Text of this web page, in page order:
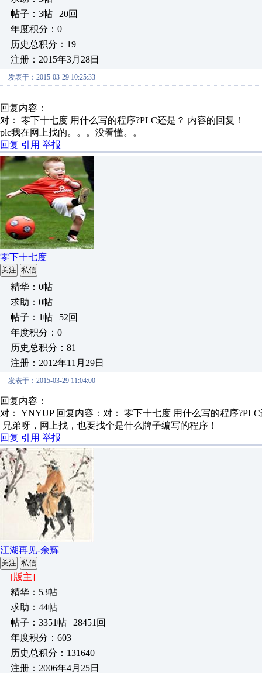
帖子：3帖 | 20回
年度积分：0
历史总积分：19
注册：2015年3月28日
发表于：2015-03-29 10:25:33
回复内容：
对： 零下十七度 用什么写的程序?PLC还是？ 内容的回复！
plc我在网上找的。。。没看懂。。
回复 引用 举报
零下十七度
关注 私信
精华：0帖
求助：0帖
帖子：1帖 | 52回
年度积分：0
历史总积分：81
注册：2012年11月29日
发表于：2015-03-29 11:04:00
回复内容：
对： YNYUP 回复内容：对： 零下十七度 用什么写的程序
兄弟呀，网上找，也要找个是什么牌子编写的程序！
回复 引用 举报
江湖再见-余辉
关注 私信
[版主]
精华：53帖
求助：44帖
帖子：3351帖 | 28451回
年度积分：603
历史总积分：131640
注册：2006年4月25日